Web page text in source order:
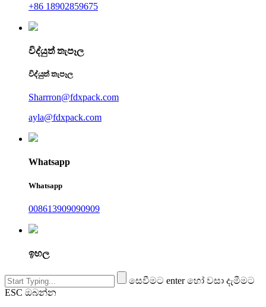
+86 18902859675
විද්යුත් තැපෑල
විද්යුත් තැපෑල
Sharrron@fdxpack.com
ayla@fdxpack.com
Whatsapp
Whatsapp
008613909090909
ඉහල
සෙවීමට enter හෝ වසා දැමීමට
ESC ඔබන්න